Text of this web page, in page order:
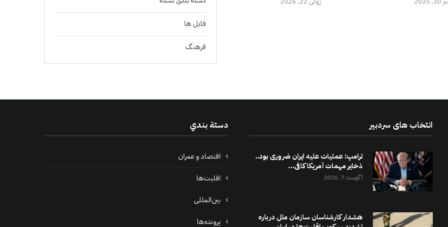
فايل ها
فرهنگ
انتخاب های سردبیر
ترامپ: عملیات علیه ایران ضروری بود..
ذخایر مهمات آمریکا کافی...
آگوست 7, 2026
هشدار کارشناسان سازمان ملل درباره
دستة بندي
اقتصاد و عمران
اقلیت‌ها
بین‌المللی
پرونده‌ها